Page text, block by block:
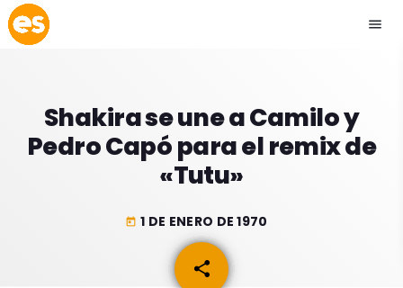
menu
play_arrow EMISIÓN LA PAZ
EMISIÓN COCHABAMBA
Shakira se une a Camilo y
Pedro Capó para el remix de
«Tutu»
today 1 DE ENERO DE 1970
share
email